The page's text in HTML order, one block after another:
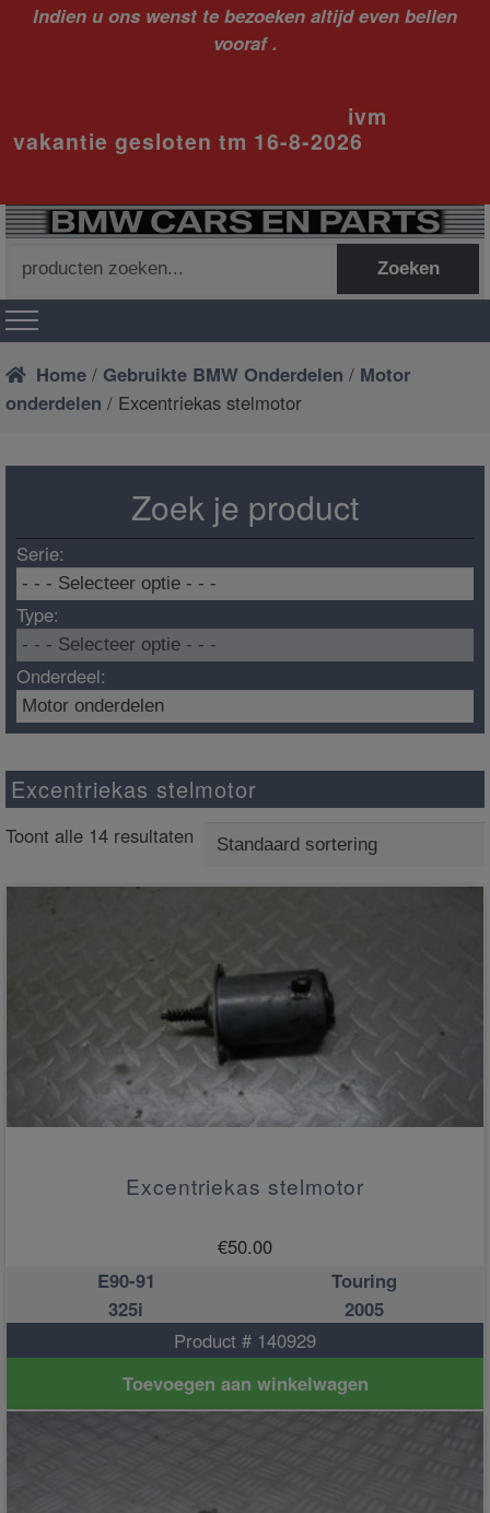
Indien u ons wenst te bezoeken altijd even bellen
vooraf .
ivm
vakantie gesloten tm 16-8-2026
naar:
Zoeken
Home / Gebruikte BMW Onderdelen / Motor
onderdelen / Excentriekas stelmotor
Zoek je product
Serie:
Type:
Onderdeel:
Excentriekas stelmotor
Toont alle 14 resultaten
Excentriekas stelmotor
€50.00
E90-91
Touring
325i
2005
Product # 140929
Toevoegen aan winkelwagen